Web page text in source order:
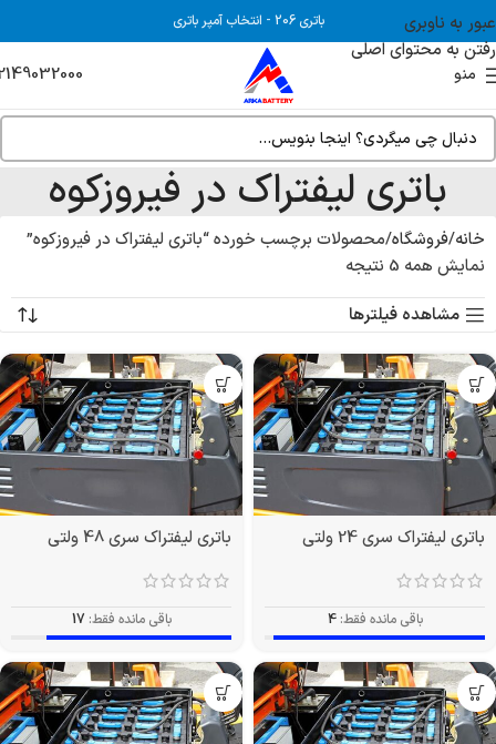
عبور به ناوبری
رفتن به محتوای اصلی
باتری 206 - انتخاب آمپر باتری
منو
باتری لیفتراک در فیروزکوه
خانه فروشگاه محصولات برچسب خورده “باتری لیفتراک در فیروزکوه”
نمایش همه 5 نتیجه
مشاهده فیلترها
باتری لیفتراک سری 24 ولتی
باقی مانده فقط: 4
باتری لیفتراک سری 48 ولتی
باقی مانده فقط: 17